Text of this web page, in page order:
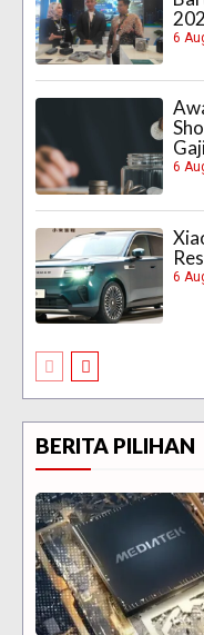
6
6
6
BERITA PILIHAN